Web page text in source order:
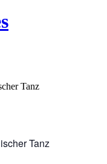
Tanz
Tanz